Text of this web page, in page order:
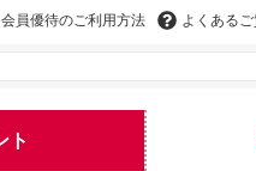
会員優待のご利用方法 よくあるご
ト